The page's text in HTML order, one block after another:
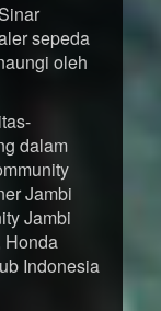
sepeda
oleh
dalam
Jambi
Jambi
Honda
Indonesia